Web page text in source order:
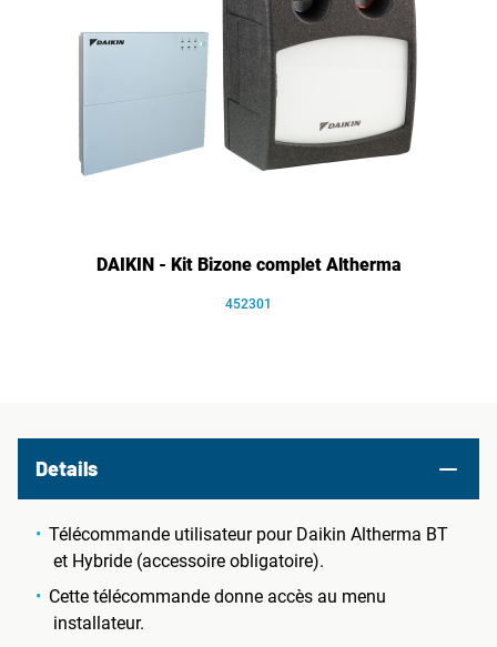
DAIKIN - Kit Bizone complet Altherma
452301
Details
Télécommande utilisateur pour Daikin Altherma BT
et Hybride (accessoire obligatoire).
Cette télécommande donne accès au menu
installateur.